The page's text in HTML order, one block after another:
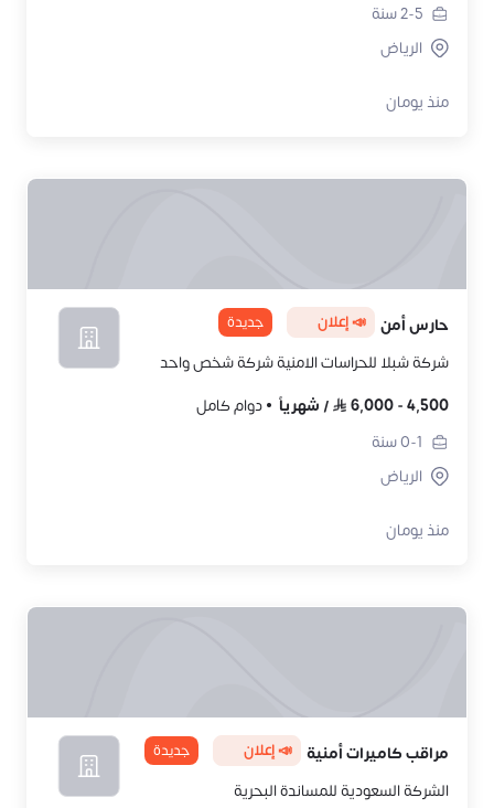
2-5سنة
الرياض
منذ يومان
حارس أمن 📣 إعلان جديدة
شركة شبلا للحراسات الامنية شركة شخص واحد
4,500
-
6,000
/ شهرياً
دوام كامل
0-1سنة
الرياض
منذ يومان
مراقب كاميرات أمنية 📣 إعلان جديدة
الشركة السعودية للمساندة البحرية